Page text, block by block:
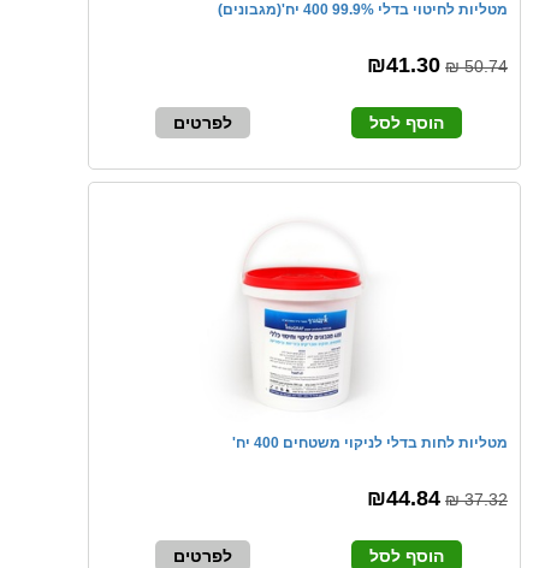
מטליות לחיטוי בדלי 99.9% 400 יח'(מגבונים)
50.74 ₪
₪41.30
הוסף לסל לפרטים
מטליות לחות בדלי לניקוי משטחים 400 יח'
37.32 ₪
₪44.84
הוסף לסל לפרטים